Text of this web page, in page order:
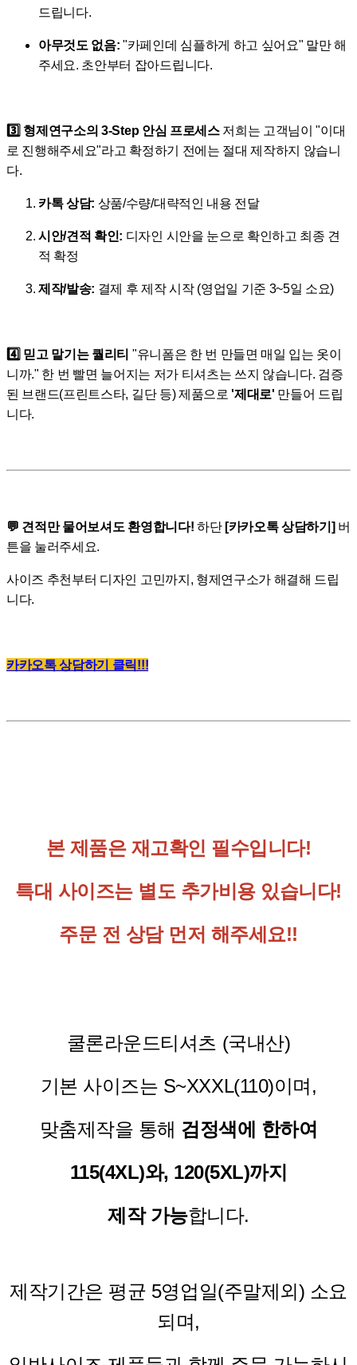
드립니다.
아무것도 없음: "카페인데 심플하게 하고 싶어요" 말만 해
주세요. 초안부터 잡아드립니다.
3️⃣ 형제연구소의 3-Step 안심 프로세스저희는 고객님이 "이대
로 진행해주세요"라고 확정하기 전에는 절대 제작하지 않습니
다.
카톡 상담: 상품/수량/대략적인 내용 전달
시안/견적 확인: 디자인 시안을 눈으로 확인하고 최종 견
적 확정
제작/발송: 결제 후 제작 시작 (영업일 기준 3~5일 소요)
4️⃣ 믿고 맡기는 퀄리티 "유니폼은 한 번 만들면 매일 입는 옷이
니까." 한 번 빨면 늘어지는 저가 티셔츠는 쓰지 않습니다. 검증
된 브랜드(프린트스타, 길단 등) 제품으로'제대로' 만들어 드립
니다.
💬 견적만 물어보셔도 환영합니다! 하단 [카카오톡 상담하기] 버
튼을 눌러주세요.
사이즈 추천부터 디자인 고민까지, 형제연구소가 해결해 드립
니다.
카카오톡 상담하기 클릭!!!
본 제품은 재고확인 필수입니다!
특대 사이즈는 별도 추가비용 있습니다!
주문 전 상담 먼저 해주세요!!
쿨론라운드티셔츠 (국내산)
기본 사이즈는 S~XXXL(110)이며,
맞춤제작을 통해 검정색에 한하여
115(4XL)와, 120(5XL)까지
제작 가능합니다.
제작기간은 평균 5영업일(주말제외) 소요
되며,